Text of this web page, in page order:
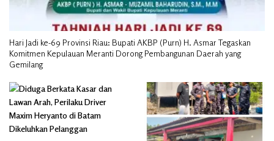
Hari Jadi ke-69 Provinsi Riau: Bupati AKBP (Purn) H. Asmar Tegaskan
Komitmen Kepulauan Meranti Dorong Pembangunan Daerah yang
Gemilang